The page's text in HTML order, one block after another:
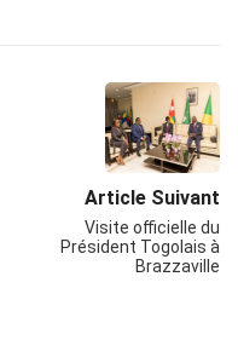
Article Suivant
Visite officielle du
Président Togolais à
Brazzaville